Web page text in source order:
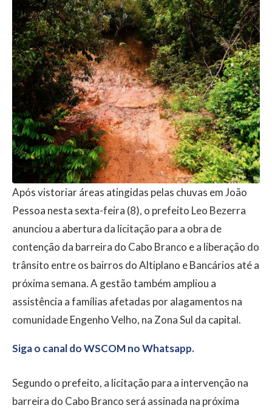
Após vistoriar áreas atingidas pelas chuvas em João
Pessoa nesta sexta-feira (8), o prefeito Leo Bezerra
anunciou a abertura da licitação para a obra de
contenção da barreira do Cabo Branco e a liberação do
trânsito entre os bairros do Altiplano e Bancários até a
próxima semana. A gestão também ampliou a
assistência a famílias afetadas por alagamentos na
comunidade Engenho Velho, na Zona Sul da capital.
Siga o canal do WSCOM no Whatsapp.
Segundo o prefeito, a licitação para a intervenção na
barreira do Cabo Branco será assinada na próxima